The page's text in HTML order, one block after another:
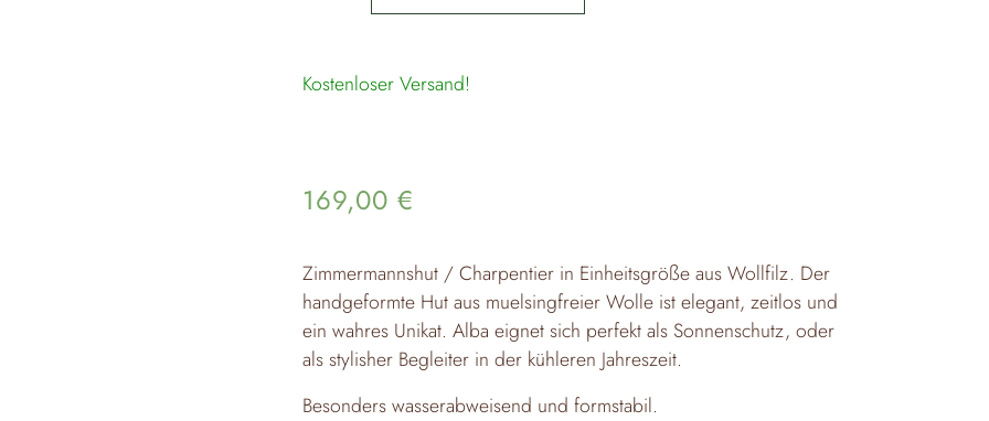
Kostenloser Versand!
169,00 €
Zimmermannshut / Charpentier in Einheitsgröße aus Wollfilz. Der
handgeformte Hut aus muelsingfreier Wolle ist elegant, zeitlos und
ein wahres Unikat. Alba eignet sich perfekt als Sonnenschutz, oder
als stylisher Begleiter in der kühleren Jahreszeit.
Besonders wasserabweisend und formstabil.